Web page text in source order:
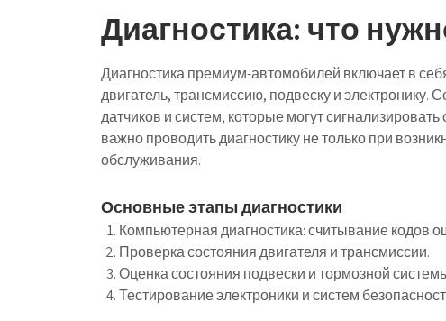
Диагностика: что
Диагностика премиум-автомобилей включает в
двигатель, трансмиссию, подвеску и
датчиков и систем, которые могут
важно проводить диагностику не только при
обслуживания.
Основные этапы диагностики
Компьютерная диагностика: считывание кодов
Проверка состояния двигателя и трансмиссии.
Оценка состояния подвески и тормозной
Тестирование электроники и систем